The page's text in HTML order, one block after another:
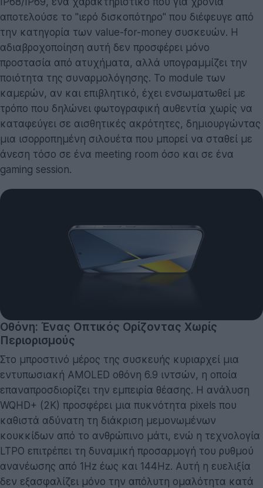
αποτελούσε το "ιερό δισκοπότηρο" που διέφευγε από
την κατηγορία των value-for-money συσκευών. Η
αδιαβροχοποίηση αυτή δεν προσφέρει μόνο
προστασία από ατυχήματα, αλλά υπογραμμίζει την
ποιότητα της συναρμολόγησης. Το module των
καμερών, αν και επιβλητικό, έχει ενσωματωθεί με
τρόπο που δηλώνει φωτογραφική αυθεντία χωρίς να
καταφεύγει σε αισθητικές ακρότητες, δημιουργώντας
μια ισορροπημένη σιλουέτα που μπορεί να σταθεί με
άνεση τόσο σε ένα meeting room όσο και σε ένα
gaming session.
Οθόνη: Ένας Οπτικός Ορίζοντας Χωρίς
Περιορισμούς
Στο μπροστινό μέρος της συσκευής κυριαρχεί μια
εντυπωσιακή AMOLED οθόνη 6.9 ιντσών, η οποία
επαναπροσδιορίζει την εμπειρία θέασης. Η ανάλυση
WQHD+ (2K) προσφέρει μια πυκνότητα pixels που
καθιστά αδύνατη τη διάκριση μεμονωμένων
κουκκίδων από το ανθρώπινο μάτι, ενώ η τεχνολογία
LTPO επιτρέπει τη δυναμική προσαρμογή του ρυθμού
ανανέωσης από 1Hz έως και 144Hz. Αυτή η ευελιξία
δεν εξασφαλίζει μόνο την απόλυτη ομαλότητα κατά